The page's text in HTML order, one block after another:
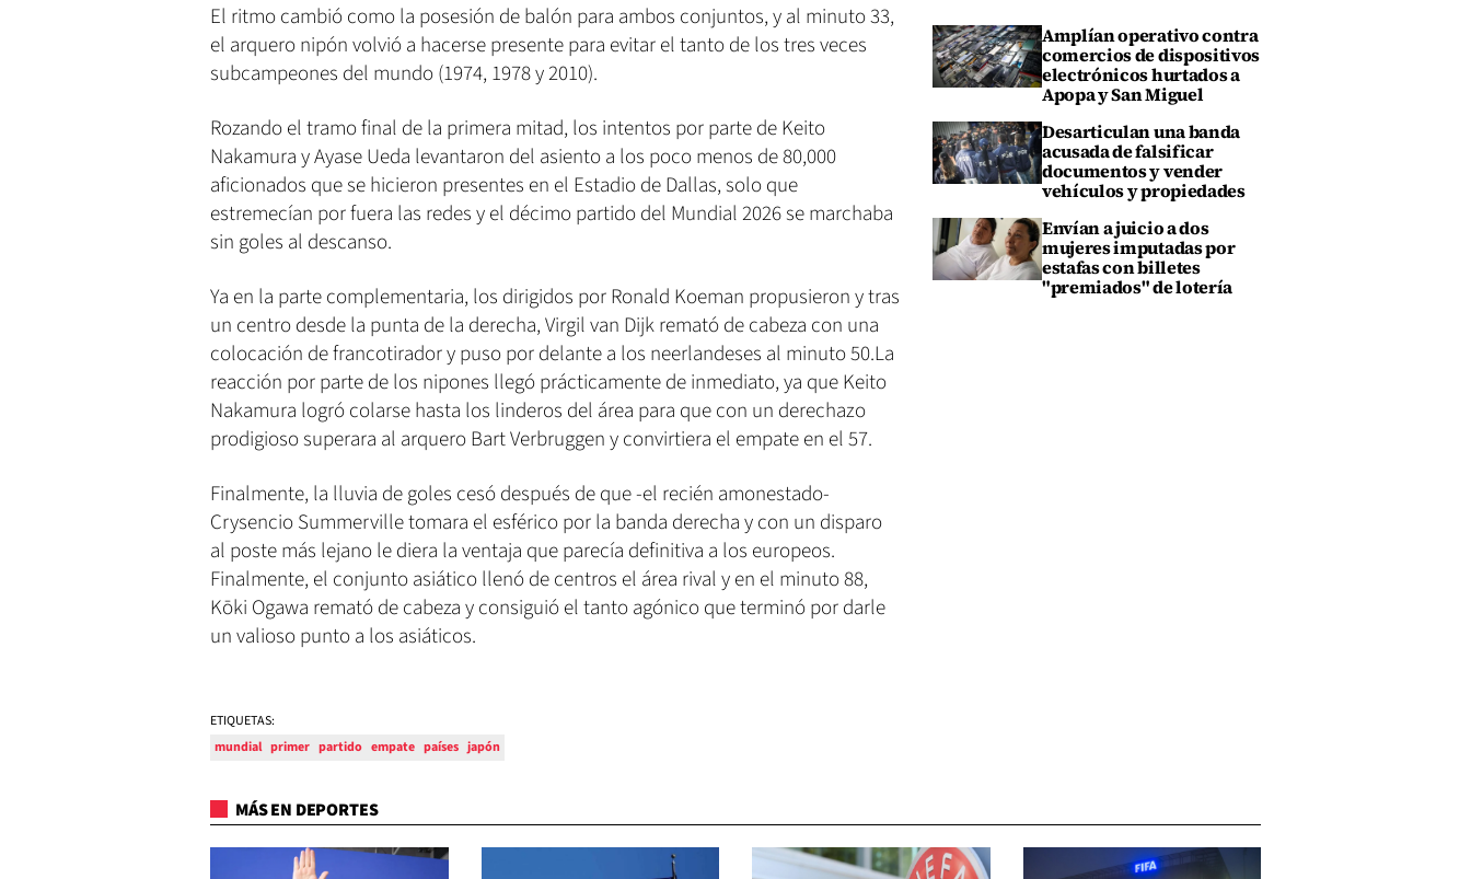
El ritmo cambió como la posesión de balón para ambos conjuntos, y al minuto 33,
el arquero nipón volvió a hacerse presente para evitar el tanto de los tres veces
subcampeones del mundo (1974, 1978 y 2010).
Rozando el tramo final de la primera mitad, los intentos por parte de Keito
Nakamura y Ayase Ueda levantaron del asiento a los poco menos de 80,000
aficionados que se hicieron presentes en el Estadio de Dallas, solo que
estremecían por fuera las redes y el décimo partido del Mundial 2026 se marchaba
sin goles al descanso.
Ya en la parte complementaria, los dirigidos por Ronald Koeman propusieron y tras
un centro desde la punta de la derecha, Virgil van Dijk remató de cabeza con una
colocación de francotirador y puso por delante a los neerlandeses al minuto 50.La
reacción por parte de los nipones llegó prácticamente de inmediato, ya que Keito
Nakamura logró colarse hasta los linderos del área para que con un derechazo
prodigioso superara al arquero Bart Verbruggen y convirtiera el empate en el 57.
Finalmente, la lluvia de goles cesó después de que -el recién amonestado-
Crysencio Summerville tomara el esférico por la banda derecha y con un disparo
al poste más lejano le diera la ventaja que parecía definitiva a los europeos.
Finalmente, el conjunto asiático llenó de centros el área rival y en el minuto 88,
Kōki Ogawa remató de cabeza y consiguió el tanto agónico que terminó por darle
un valioso punto a los asiáticos.
ETIQUETAS:
mundial primer partido empate países japón
Amplían operativo contra
comercios de dispositivos
electrónicos hurtados a
Apopa y San Miguel
Desarticulan una banda
acusada de falsificar
documentos y vender
vehículos y propiedades
Envían a juicio a dos
mujeres imputadas por
estafas con billetes
"premiados" de lotería
MÁS EN DEPORTES